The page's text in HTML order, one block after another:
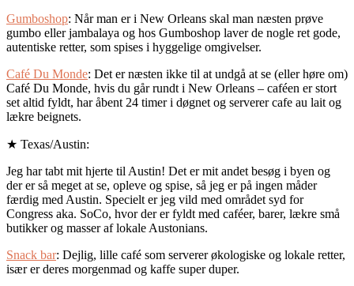
Gumboshop: Når man er i New Orleans skal man næsten prøve
gumbo eller jambalaya og hos Gumboshop laver de nogle ret gode,
autentiske retter, som spises i hyggelige omgivelser.
Café Du Monde: Det er næsten ikke til at undgå at se (eller høre om)
Café Du Monde, hvis du går rundt i New Orleans – caféen er stort
set altid fyldt, har åbent 24 timer i døgnet og serverer cafe au lait og
lækre beignets.
★ Texas/Austin:
Jeg har tabt mit hjerte til Austin! Det er mit andet besøg i byen og
der er så meget at se, opleve og spise, så jeg er på ingen måder
færdig med Austin. Specielt er jeg vild med området syd for
Congress aka. SoCo, hvor der er fyldt med caféer, barer, lækre små
butikker og masser af lokale Austonians.
Snack bar: Dejlig, lille café som serverer økologiske og lokale retter,
især er deres morgenmad og kaffe super duper.